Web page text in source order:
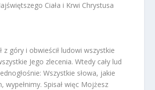
Ciała i Krwi Chrystusa
z góry i obwieścił ludowi wszystkie
Jego zlecenia. Wtedy cały lud
Wszystkie słowa, jakie
wypełnimy. Spisał więc Mojżesz